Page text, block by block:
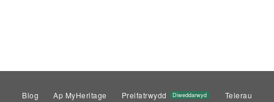
Blog Ap MyHeritage Preifatrwydd Diweddarwyd
Telerau